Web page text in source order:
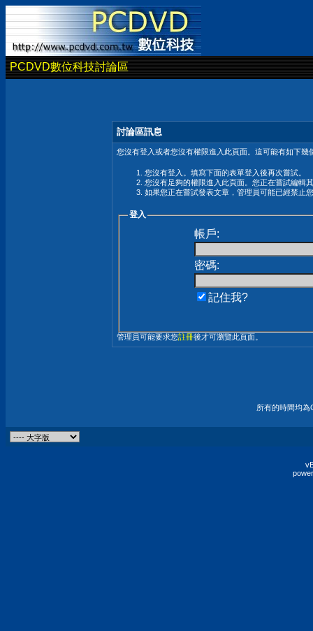
PCDVD數位科技討論區
討論區訊息
您沒有登入或者您沒有權限進入此頁面。這可能有如下幾
您沒有登入。填寫下面的表單登入後再次嘗試。
您沒有足夠的權限進入此頁面。您正在嘗試編輯
如果您正在嘗試發表文章，管理員可能已經禁止
登入
帳戶:
密碼:
記住我?
管理員可能要求您註冊後才可瀏覽此頁面。
所有的時間均為